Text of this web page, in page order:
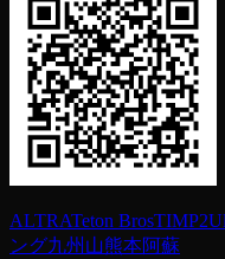
ALTRATeton BrosTIMP2
ング九州 山熊本阿蘇